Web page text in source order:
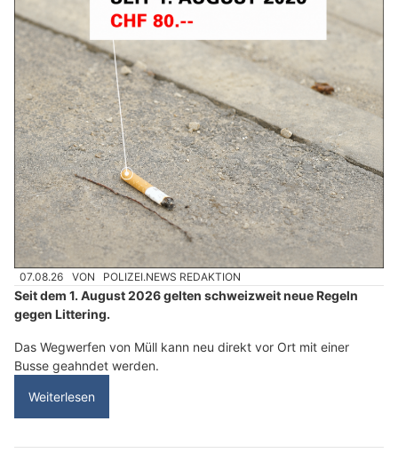
07.08.26 VON POLIZEI.NEWS REDAKTION
Seit dem 1. August 2026 gelten schweizweit neue Regeln
gegen Littering.
Das Wegwerfen von Müll kann neu direkt vor Ort mit einer
Busse geahndet werden.
Weiterlesen